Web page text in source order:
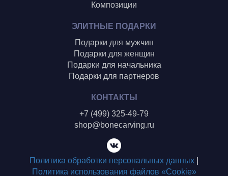
Композиции
ЭЛИТНЫЕ ПОДАРКИ
Подарки для мужчин
Подарки для женщин
Подарки для начальника
Подарки для партнеров
КОНТАКТЫ
+7 (499) 325-49-79
shop@bonecarving.ru
Политика обработки персональных данных
Политика использования файлов «Cookie»